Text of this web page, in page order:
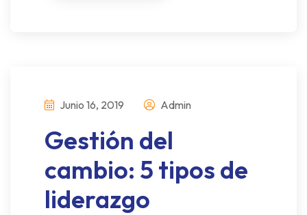
Junio 16, 2019 Admin
Gestión del
cambio: 5 tipos de
liderazgo